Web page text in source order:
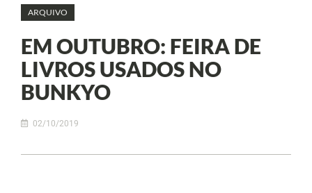
ARQUIVO
EM OUTUBRO: FEIRA DE
LIVROS USADOS NO
BUNKYO
02/10/2019